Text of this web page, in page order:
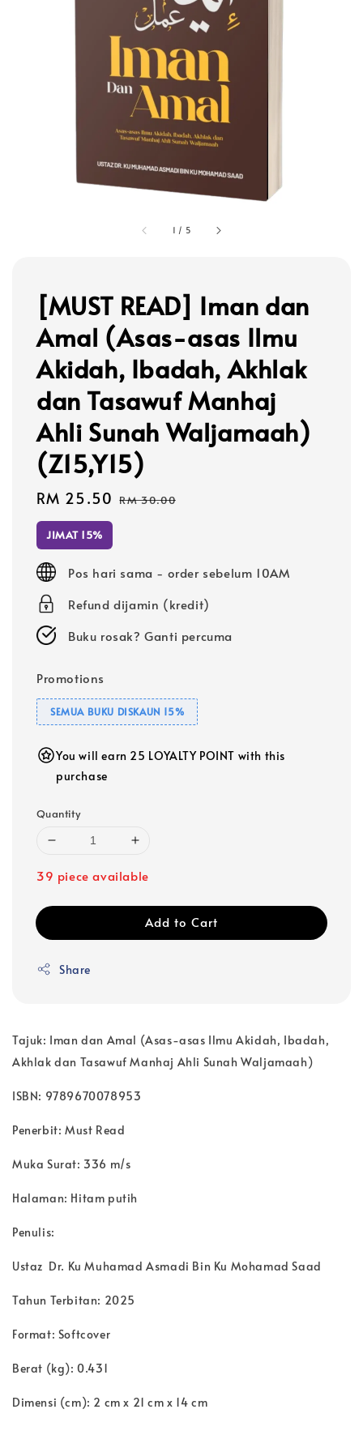
1 / 5
[MUST READ] Iman dan
Amal (Asas-asas Ilmu
Akidah, Ibadah, Akhlak
dan Tasawuf Manhaj
Ahli Sunah Waljamaah)
(Z15,Y15)
Sale
price
RM 25.50 Regular
RM 30.00
JIMAT 15%
Pos hari sama - order sebelum 10AM
Refund dijamin (kredit)
Buku rosak? Ganti percuma
Promotions
SEMUA BUKU DISKAUN 15%
You will earn 25 LOYALTY POINT with this
purchase
Quantity
39 piece available
Add to Cart
Share
Tajuk: Iman dan Amal (Asas-asas Ilmu Akidah, Ibadah,
Akhlak dan Tasawuf Manhaj Ahli Sunah Waljamaah)
ISBN: 9789670078953
Penerbit: Must Read
Muka Surat: 336 m/s
Halaman: Hitam putih
Penulis:
Ustaz Dr. Ku Muhamad Asmadi Bin Ku Mohamad Saad
Tahun Terbitan: 2025
Format: Softcover
Berat (kg): 0.431
Dimensi (cm): 2 cm x 21 cm x 14 cm